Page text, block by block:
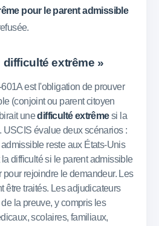
pour le parent admissible
difficulté extrême »
est l'obligation de prouver
(conjoint ou parent citoyen
unedifficulté extrêmesi la
USCIS évalue deux scénarios :
reste aux États-Unis
difficulté si le parent admissible
rejoindre le demandeur. Les
être traités. Les adjudicateurs
la preuve, y compris les
scolaires, familiaux,